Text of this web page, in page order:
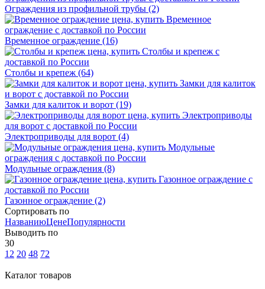
Ограждения из профильной трубы (2)
Временное ограждение (16)
Столбы и крепеж (64)
Замки для калиток и ворот (19)
Электроприводы для ворот (4)
Модульные ограждения (8)
Газонное ограждение (2)
Сортировать по
НазваниюЦенеПопулярности
Выводить по
30
12 20 48 72
Каталог товаров